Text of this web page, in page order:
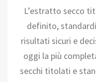
L’estratto secco
definito,
risultati sicuri e
oggi la più
secchi titolati e